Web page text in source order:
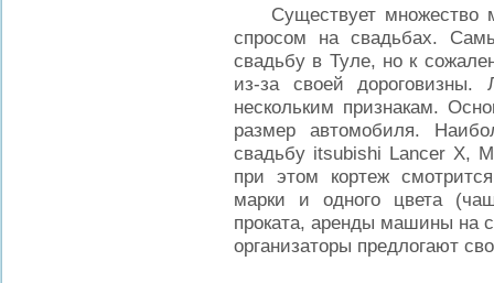
Существует множество
спросом на свадьбах.
свадьбу в Туле, но к
из-за своей
нескольким признакам.
размер автомобиля.
свадьбу itsubishi Lancer X,
при этом кортеж
марки и одного цвета
проката, аренды машины на
организаторы предлогают